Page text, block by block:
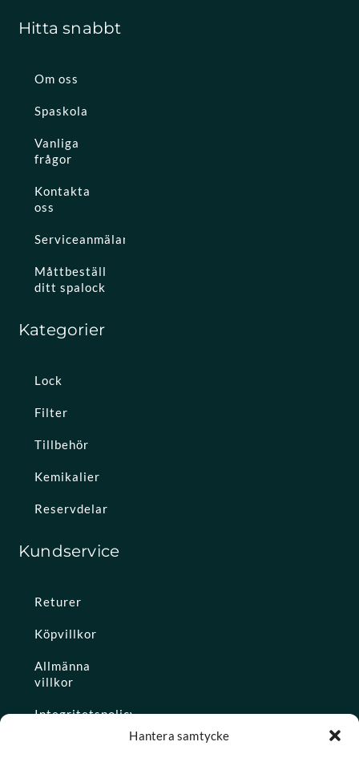
Hantera samtycke
Hitta snabbt
Om oss
Spaskola
Vanliga
frågor
Kontakta
oss
Serviceanmälan
Måttbeställ
ditt spalock
Kategorier
Lock
Filter
Tillbehör
Kemikalier
Reservdelar
Kundservice
Returer
Köpvillkor
Allmänna
villkor
Integritetspolicy